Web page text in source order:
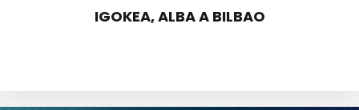
IGOKEA, ALBA A BILBAO